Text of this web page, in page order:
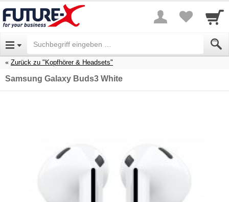
Zurück zu "Kopfhörer & Headsets"
Samsung Galaxy Buds3 White